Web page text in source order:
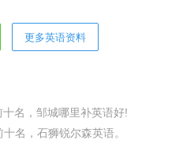
更多英语资料
名，邹城哪里补英语好!
名，石狮锐尔森英语。